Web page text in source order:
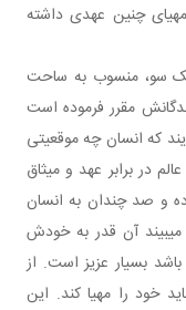
چنین عهدی داشته
سو، منسوب به ساحت
مقرر فرموده است
که انسان چه موقعیتی
در برابر عهد و میثاق
و صد چندان به انسان
بیند آن قدر به خودش
بسیار عزیز است. از
خود را مهیا کند. این